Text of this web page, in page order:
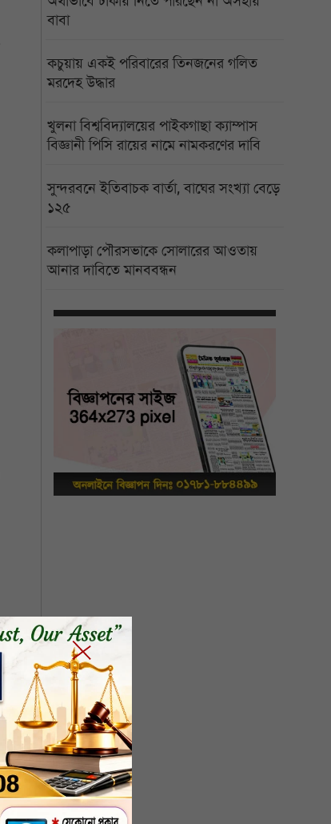
বাবা
কচুয়ায় একই পরিবারের তিনজনের গলিত
মরদেহ উদ্ধার
খুলনা বিশ্ববিদ্যালয়ের পাইকগাছা ক্যাম্পাস
বিজ্ঞানী পিসি রায়ের নামে নামকরণের দাবি
সুন্দরবনে ইতিবাচক বার্তা, বাঘের সংখ্যা বেড়ে
১২৫
কলাপাড়া পৌরসভাকে সোলারের আওতায়
আনার দাবিতে মানববন্ধন